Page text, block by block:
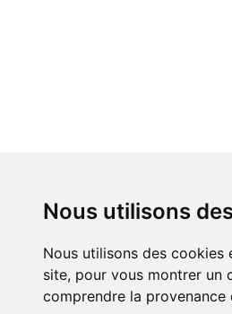
Nous utilisons
Nous utilisons des
site, pour vous montrer un
comprendre la provenance